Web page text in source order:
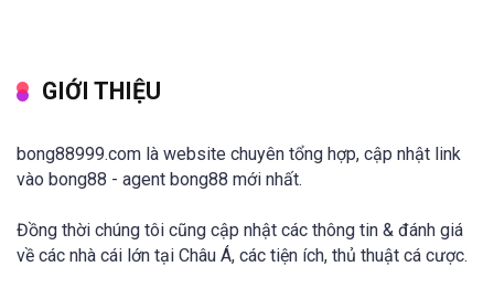
GIỚI THIỆU
bong88999.com là website chuyên tổng hợp, cập nhật link
vào bong88 - agent bong88 mới nhất.
Đồng thời chúng tôi cũng cập nhật các thông tin & đánh giá
về các nhà cái lớn tại Châu Á, các tiện ích, thủ thuật cá cược.